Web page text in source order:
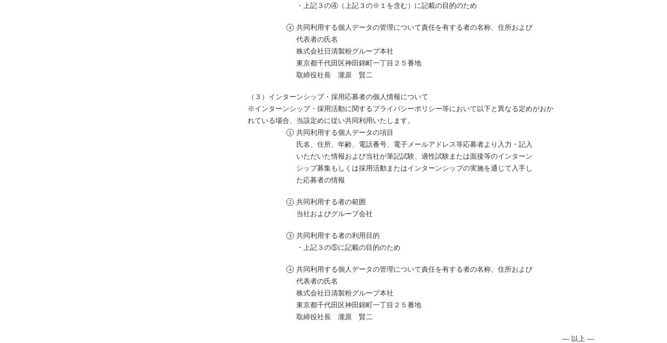
・上記３の④（上記３の※１を含む）に記載の目的のため
共同利用する個人データの管理について責任を有する者の名称、住所および
代表者の氏名
株式会社日清製粉グループ本社
東京都千代田区神田錦町一丁目２５番地
取締役社長 瀧原 賢二
（３）インターンシップ・採用応募者の個人情報について
※インターンシップ・採用活動に関するプライバシーポリシー等において以下と異なる定めがおか
れている場合、当該定めに従い共同利用いたします。
共同利用する個人データの項目
氏名、住所、年齢、電話番号、電子メールアドレス等応募者より入力・記入
いただいた情報および当社が筆記試験、適性試験または面接等のインターン
シップ募集もしくは採用活動またはインターンシップの実施を通じて入手し
た応募者の情報
共同利用する者の範囲
当社およびグループ会社
共同利用する者の利用目的
・上記３の⑤に記載の目的のため
共同利用する個人データの管理について責任を有する者の名称、住所および
代表者の氏名
株式会社日清製粉グループ本社
東京都千代田区神田錦町一丁目２５番地
取締役社長 瀧原 賢二
― 以上 ―